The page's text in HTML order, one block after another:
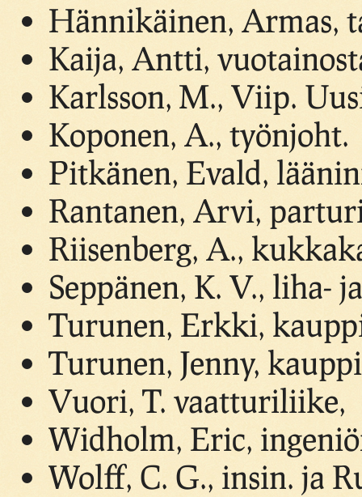
Hännikäinen, Armas,
Kaija, Antti,
Karlsson, M., Viip.
Koponen, A., työnjoht.
Pitkänen, Evald,
Rantanen, Arvi,
Riisenberg, A.,
Seppänen, K. V., liha-
Turunen, Erkki,
Turunen, Jenny,
Vuori, T. vaatturiliike,
Widholm, Eric,
Wolff, C. G., insin. ja